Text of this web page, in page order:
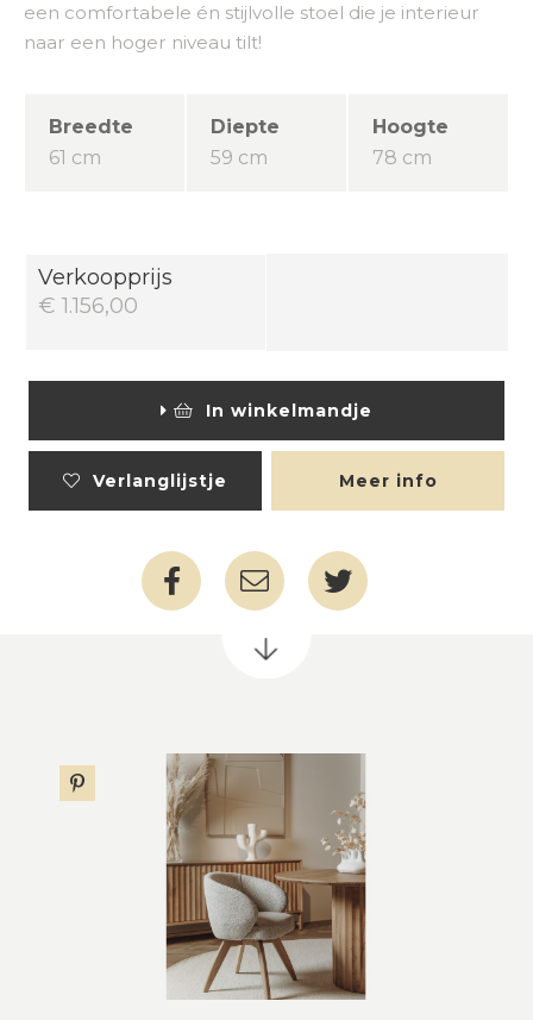
een comfortabele én stijlvolle stoel die je interieur
naar een hoger niveau tilt!
Breedte
61 cm
Diepte
59 cm
Hoogte
78 cm
Verkoopprijs
€ 1.156,00
In winkelmandje
Verlanglijstje Meer info